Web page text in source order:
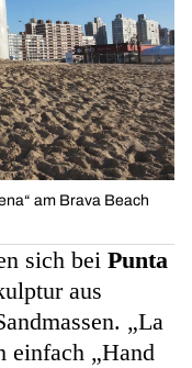
am Brava Beach
sich bei Punta
aus
„La
einfach „Hand